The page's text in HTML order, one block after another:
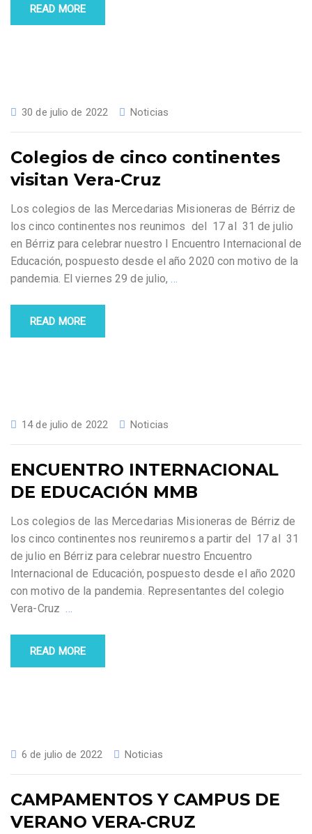
READ MORE
30 de julio de 2022 Noticias
Colegios de cinco continentes
visitan Vera-Cruz
Los colegios de las Mercedarias Misioneras de Bérriz de
los cinco continentes nos reunimos del 17 al 31 de julio
en Bérriz para celebrar nuestro I Encuentro Internacional de
Educación, pospuesto desde el año 2020 con motivo de la
pandemia. El viernes 29 de julio,…
READ MORE
14 de julio de 2022 Noticias
ENCUENTRO INTERNACIONAL
DE EDUCACIÓN MMB
Los colegios de las Mercedarias Misioneras de Bérriz de
los cinco continentes nos reuniremos a partir del 17 al 31
de julio en Bérriz para celebrar nuestro Encuentro
Internacional de Educación, pospuesto desde el año 2020
con motivo de la pandemia. Representantes del colegio
Vera-Cruz…
READ MORE
6 de julio de 2022 Noticias
CAMPAMENTOS Y CAMPUS DE
VERANO VERA-CRUZ